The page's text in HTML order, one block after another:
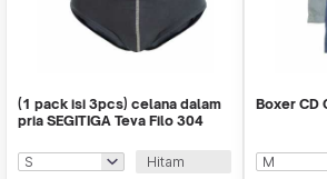
(1 pack isi 3pcs) celana dalam
pria SEGITIGA Teva Filo 304
Hitam
Boxer CD